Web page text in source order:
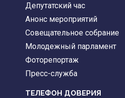
Депутатский час
Анонс мероприятий
Совещательное собрание
Молодежный парламент
Фоторепортаж
Пресс-служба
ТЕЛЕФОН ДОВЕРИЯ